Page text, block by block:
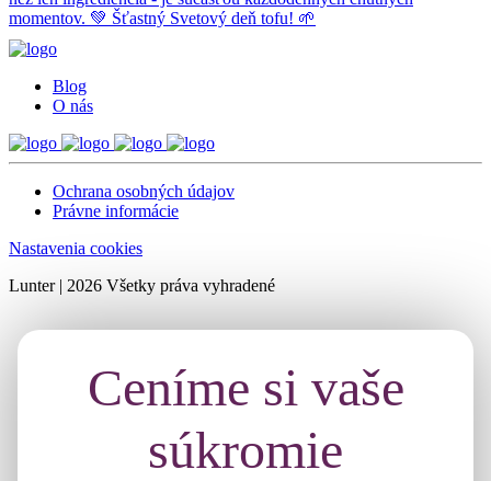
Blog
O nás
Ochrana osobných údajov
Právne informácie
Nastavenia cookies
Lunter | 2026 Všetky práva vyhradené
Ceníme si vaše
súkromie